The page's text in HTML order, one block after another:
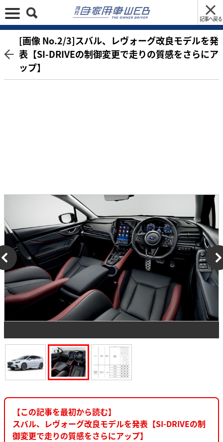
記事へ戻る
[画像 No.2/3]スバル、レヴォーグ改良モデルを発
表【SI-DRIVEの制御変更で走りの質感をさらにア
ップ】
【この記事を最初から読む】
スバル、レヴォーグ改良モデルを発表【SI-DRIVEの制
御変更で走りの質感をさらにアップ】